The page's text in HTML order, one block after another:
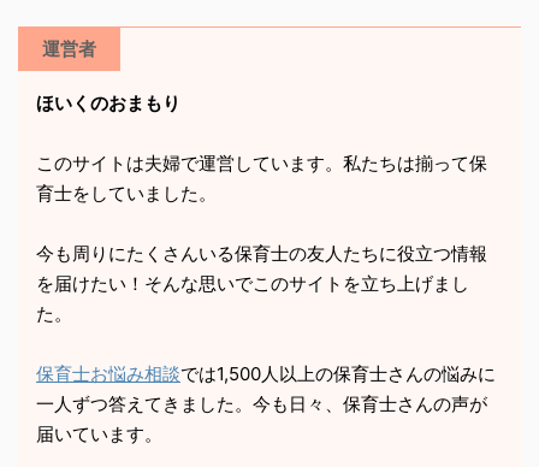
運営者
ほいくのおまもり
このサイトは夫婦で運営しています。私たちは揃って保
育士をしていました。
今も周りにたくさんいる保育士の友人たちに役立つ情報
を届けたい！そんな思いでこのサイトを立ち上げまし
た。
保育士お悩み相談では1,500人以上の保育士さんの悩みに
一人ずつ答えてきました。今も日々、保育士さんの声が
届いています。